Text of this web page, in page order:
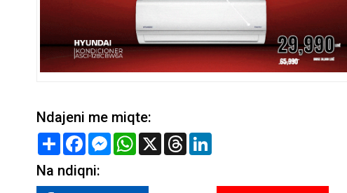
Ndajeni me miqte:
Share FacebookMessenger
WhatsApp
X Threads
Na ndiqni: